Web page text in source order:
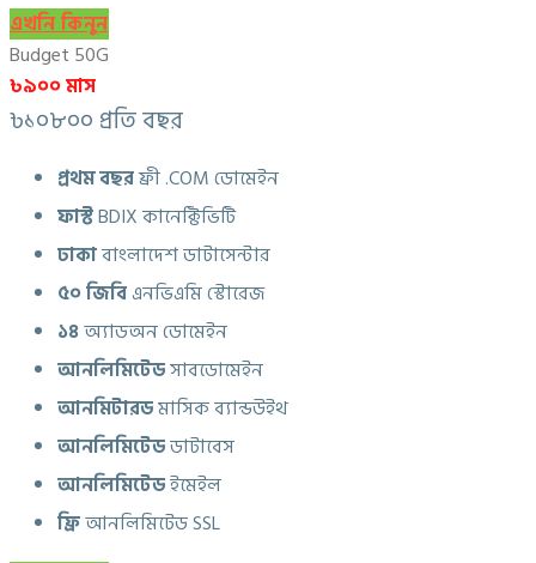
এখনি কিনুন
Budget 50G
৳৯০০ মাস
৳১০৮০০ প্রতি বছর
প্রথম বছরফ্রী .COM ডোমেইন
ফাস্টBDIX কানেক্টিভিটি
ঢাকাবাংলাদেশ ডাটাসেন্টার
৫০ জিবিএনভিএমি স্টোরেজ
১৪অ্যাডঅন ডোমেইন
আনলিমিটেডসাবডোমেইন
আনমিটারডমাসিক ব্যান্ডউইথ
আনলিমিটেডডাটাবেস
আনলিমিটেডইমেইল
ফ্রিআনলিমিটেড SSL